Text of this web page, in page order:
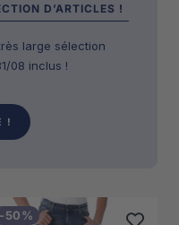
D’ARTICLES !
large sélection
08 inclus !
!
-50%